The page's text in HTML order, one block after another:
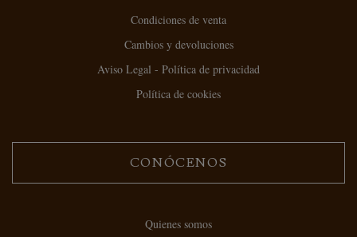
Condiciones de venta
Cambios y devoluciones
Aviso Legal - Política de privacidad
Política de cookies
CONÓCENOS
Quienes somos